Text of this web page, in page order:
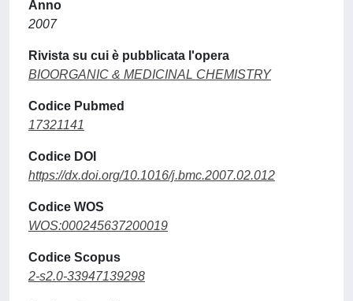
Anno
2007
Rivista su cui è pubblicata l'opera
BIOORGANIC & MEDICINAL CHEMISTRY
Codice Pubmed
17321141
Codice DOI
https://dx.doi.org/10.1016/j.bmc.2007.02.012
Codice WOS
WOS:000245637200019
Codice Scopus
2-s2.0-33947139298